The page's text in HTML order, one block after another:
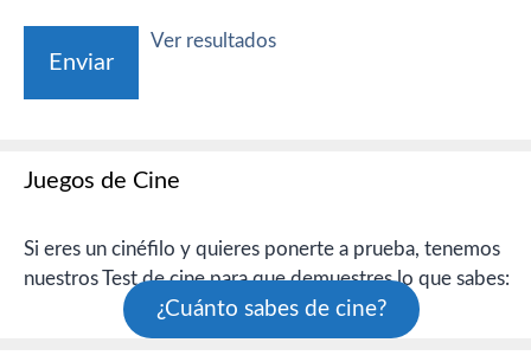
Ver resultados
Juegos de Cine
Si eres un cinéfilo y quieres ponerte a prueba, tenemos
nuestros Test de cine para que demuestres lo que sabes:
¿Cuánto sabes de cine?